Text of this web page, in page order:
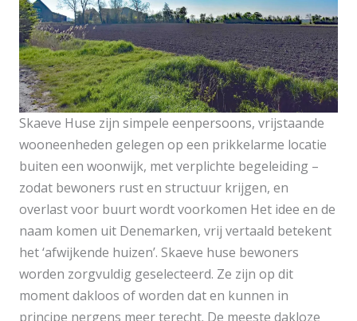
Skaeve Huse zijn simpele eenpersoons, vrijstaande
wooneenheden gelegen op een prikkelarme locatie
buiten een woonwijk, met verplichte begeleiding –
zodat bewoners rust en structuur krijgen, en
overlast voor buurt wordt voorkomen Het idee en de
naam komen uit Denemarken, vrij vertaald betekent
het ‘afwijkende huizen’. Skaeve huse bewoners
worden zorgvuldig geselecteerd. Ze zijn op dit
moment dakloos of worden dat en kunnen in
principe nergens meer terecht. De meeste dakloze